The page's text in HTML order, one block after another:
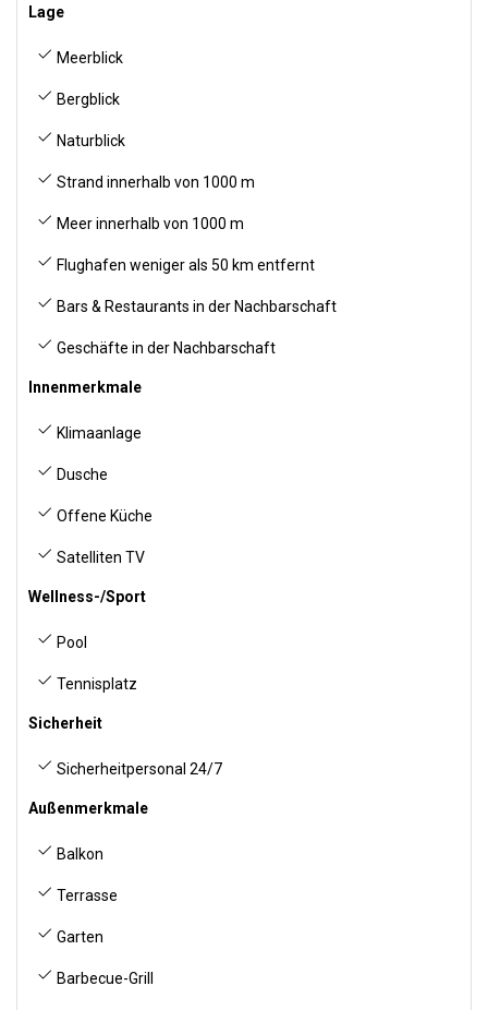
Lage
Meerblick
Bergblick
Naturblick
Strand innerhalb von 1000 m
Meer innerhalb von 1000 m
Flughafen weniger als 50 km entfernt
Bars & Restaurants in der Nachbarschaft
Geschäfte in der Nachbarschaft
Innenmerkmale
Klimaanlage
Dusche
Offene Küche
Satelliten TV
Wellness-/Sport
Pool
Tennisplatz
Sicherheit
Sicherheitpersonal 24/7
Außenmerkmale
Balkon
Terrasse
Garten
Barbecue-Grill